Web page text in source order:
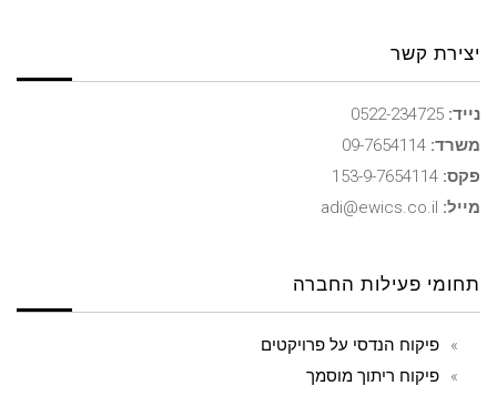
יצירת קשר
נייד:
משרד:
פקס:
מייל:
תחומי פעילות החברה
פיקוח הנדסי על פרויקטים
פיקוח ריתוך מוסמך